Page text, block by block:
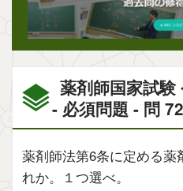
薬剤師国家試験
- 必須問題 - 問 72
薬剤師法第6条に定める
れか。１つ選べ。